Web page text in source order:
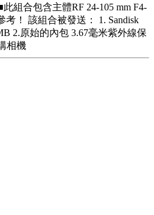
組合包含主體RF 24-105 mm F4-
考！ 該組合被發送： 1. Sandisk
2.原始的內包 3.67毫米紫外線保
相機